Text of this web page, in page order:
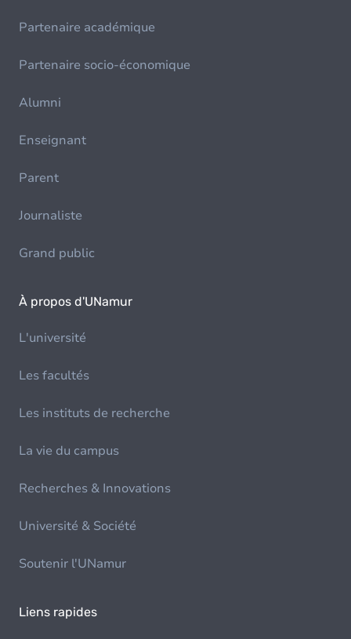
Partenaire académique
Partenaire socio-économique
Alumni
Enseignant
Parent
Journaliste
Grand public
À propos d'UNamur
L'université
Les facultés
Les instituts de recherche
La vie du campus
Recherches & Innovations
Université & Société
Soutenir l'UNamur
Liens rapides